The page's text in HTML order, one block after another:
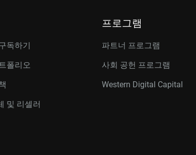
독하기
폴리오
및 리셀러
프로그램
파트너 프로그램
사회 공헌 프로그램
Western Digital Capital